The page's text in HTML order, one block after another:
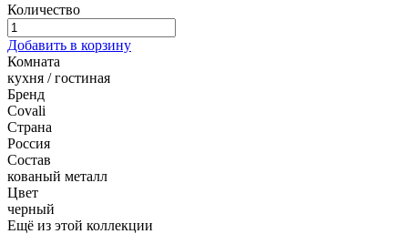
Количество
Добавить в корзину
Комната
кухня / гостиная
Бренд
Covali
Страна
Россия
Состав
кованый металл
Цвет
черный
Ещё из этой коллекции